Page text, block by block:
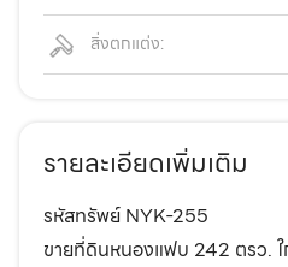
สิ่งตกแต่ง:
รายละเอียดเพิ่มเติม
รหัสทรัพย์ NYK-255
ขายที่ดินหนองแฟบ 242 ตรว.